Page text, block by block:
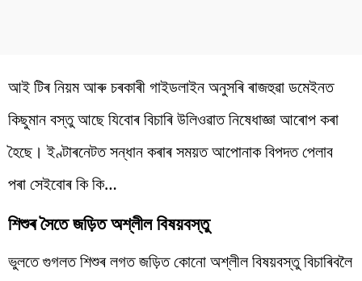
আই টিৰ নিয়ম আৰু চৰকাৰী গাইডলাইন অনুসৰি ৰাজহুৱা ডমেইনত
কিছুমান বস্তু আছে যিবোৰ বিচাৰি উলিওৱাত নিষেধাজ্ঞা আৰোপ কৰা
হৈছে। ইণ্টাৰনেটত সন্ধান কৰাৰ সময়ত আপোনাক বিপদত পেলাব
পৰা সেইবোৰ কি কি…
শিশুৰ সৈতে জড়িত অশ্লীল বিষয়বস্তু
ভুলতে গুগলত শিশুৰ লগত জড়িত কোনো অশ্লীল বিষয়বস্তু বিচাৰিবলৈ